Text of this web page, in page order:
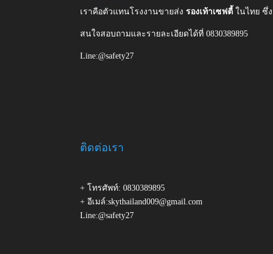
เราคือตัวแทนโรงงานขายส่งรองเท้าเซฟตี้ในไทย ซึ่
สนใจสอบถามและรายละเอียดได้ที่ 0830389895
Line:@safety27
ติดต่อเรา
+ โทรศัพท์: 0830389895
+ อีเมล์:skythailand009@gmail.com
Line:@safety27